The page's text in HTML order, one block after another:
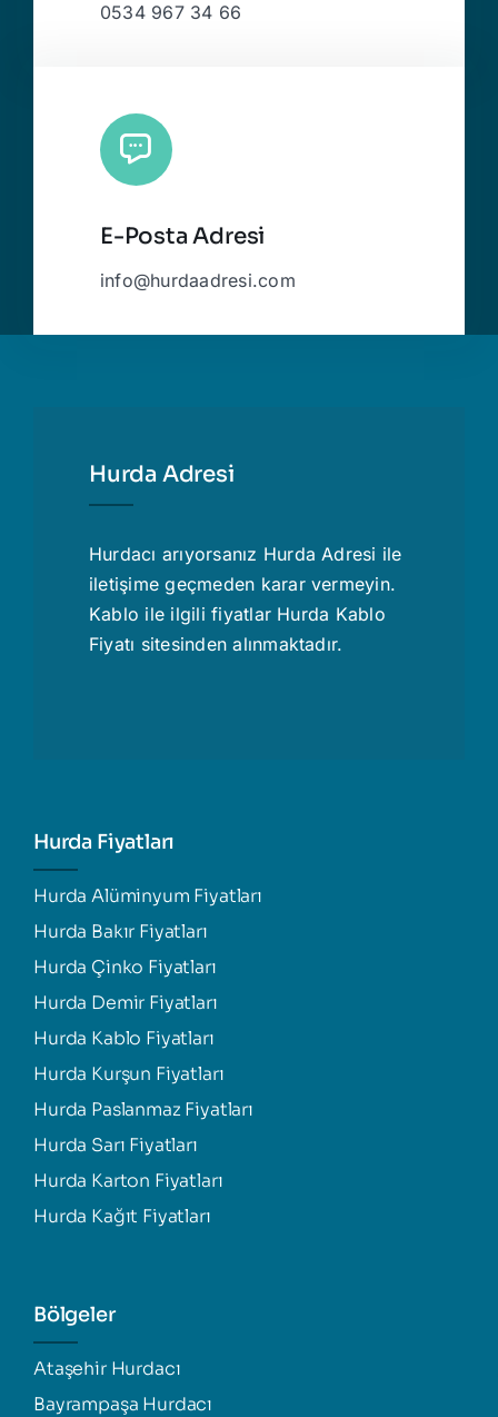
0534 967 34 66
E-Posta Adresi
info@hurdaadresi.com
Hurda Adresi
Hurdacı arıyorsanız Hurda Adresi ile
iletişime geçmeden karar vermeyin.
Kablo ile ilgili fiyatlar Hurda Kablo
Fiyatı sitesinden alınmaktadır.
Hurda Fiyatları
Hurda Alüminyum Fiyatları
Hurda Bakır Fiyatları
Hurda Çinko Fiyatları
Hurda Demir Fiyatları
Hurda Kablo Fiyatları
Hurda Kurşun Fiyatları
Hurda Paslanmaz Fiyatları
Hurda Sarı Fiyatları
Hurda Karton Fiyatları
Hurda Kağıt Fiyatları
Bölgeler
Ataşehir Hurdacı
Bayrampaşa Hurdacı